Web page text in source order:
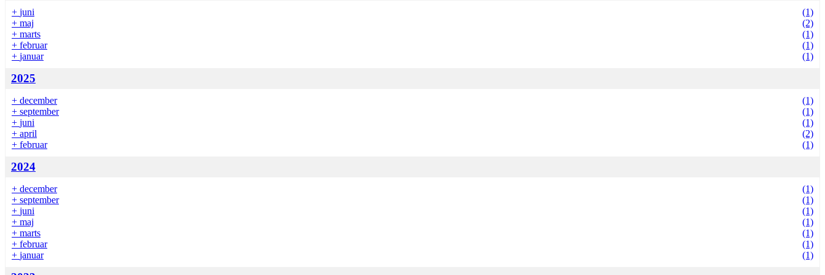
+ juni
(1)
+ maj
(2)
+ marts
(1)
+ februar
(1)
+ januar (1)
2025
+ december
(1)
+ september
(1)
+ juni
(1)
+ april
(2)
+ februar (1)
2024
+ december
(1)
+ september
(1)
+ juni
(1)
+ maj
(1)
+ marts
(1)
+ februar
(1)
+ januar (1)